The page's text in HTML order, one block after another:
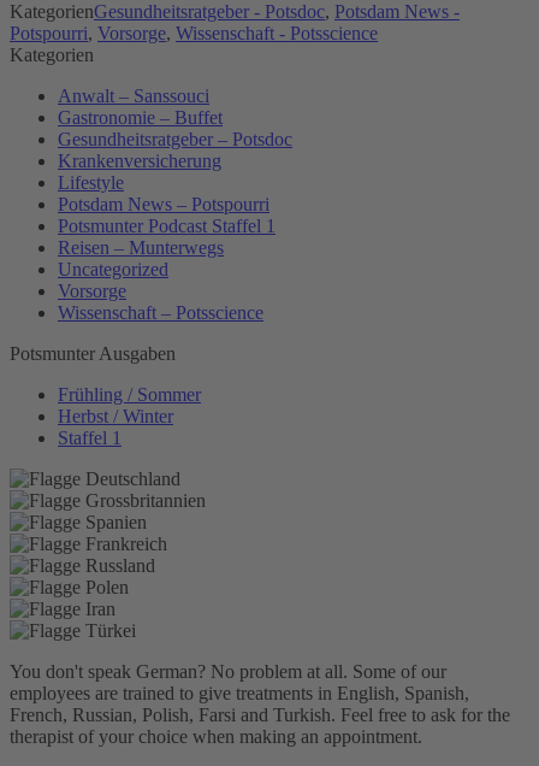
KategorienGesundheitsratgeber - Potsdoc, Potsdam News -
Potspourri, Vorsorge, Wissenschaft - Potsscience
Kategorien
Anwalt – Sanssouci
Gastronomie – Buffet
Gesundheitsratgeber – Potsdoc
Krankenversicherung
Lifestyle
Potsdam News – Potspourri
Potsmunter Podcast Staffel 1
Reisen – Munterwegs
Uncategorized
Vorsorge
Wissenschaft – Potsscience
Potsmunter Ausgaben
Frühling / Sommer
Herbst / Winter
Staffel 1
You don't speak German? No problem at all. Some of our
employees are trained to give treatments in English, Spanish,
French, Russian, Polish, Farsi and Turkish. Feel free to ask for the
therapist of your choice when making an appointment.